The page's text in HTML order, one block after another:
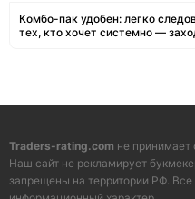
Комбо-пак удобен: легко
тех, кто хочет системно —
Traders-rating.com не принимает
Наш сайт не рекламирует
запрещены на территории РФ. Все